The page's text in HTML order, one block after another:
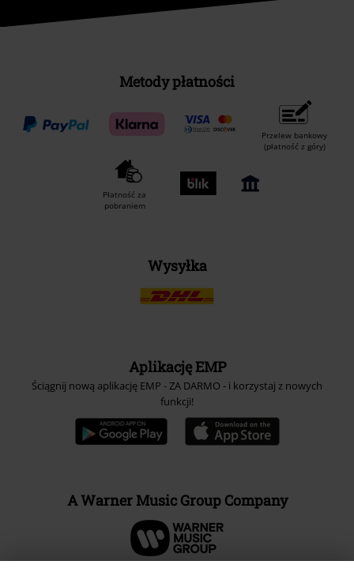
Metody płatności
Przelew bankowy
(płatność z góry)
Płatność za
pobraniem
Wysyłka
Aplikację EMP
Ściągnij nową aplikację EMP - ZA DARMO - i korzystaj z nowych
funkcji!
A Warner Music Group Company